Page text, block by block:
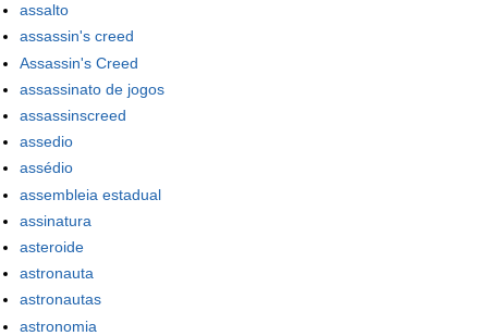
assalto
assassin's creed
Assassin's Creed
assassinato de jogos
assassinscreed
assedio
assédio
assembleia estadual
assinatura
asteroide
astronauta
astronautas
astronomia